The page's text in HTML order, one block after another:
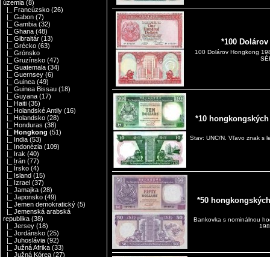
územia (8)
|_ Francúzsko (26)
|_ Gabon (7)
|_ Gambia (32)
|_ Ghana (48)
|_ Gibraltár (13)
|_ Grécko (63)
|_ Grónsko
|_ Gruzínsko (47)
|_ Guatemala (34)
|_ Guernsey (6)
|_ Guinea (49)
|_ Guinea Bissau (18)
|_ Guyana (17)
|_ Haiti (35)
|_ Holandské Antily (16)
|_ Holandsko (28)
|_ Honduras (38)
|_ Hongkong (51)
|_ India (53)
|_ Indonézia (109)
|_ Irak (40)
|_ Irán (77)
|_ Írsko (4)
|_ Island (15)
|_ Izrael (37)
|_ Jamajka (28)
|_ Japonsko (49)
|_ Jemen demokratický (5)
|_ Jemenská arabská
republika (38)
|_ Jersey (18)
|_ Jordánsko (25)
|_ Juhoslávia (92)
|_ Južná Afrika (33)
|_ Južná Kórea (27)
*100 Dolárov
100 Dolárov Hongkong
*10
Stav: UNC/N. Vľavo znak s
*50
Bankovka s nominálnou